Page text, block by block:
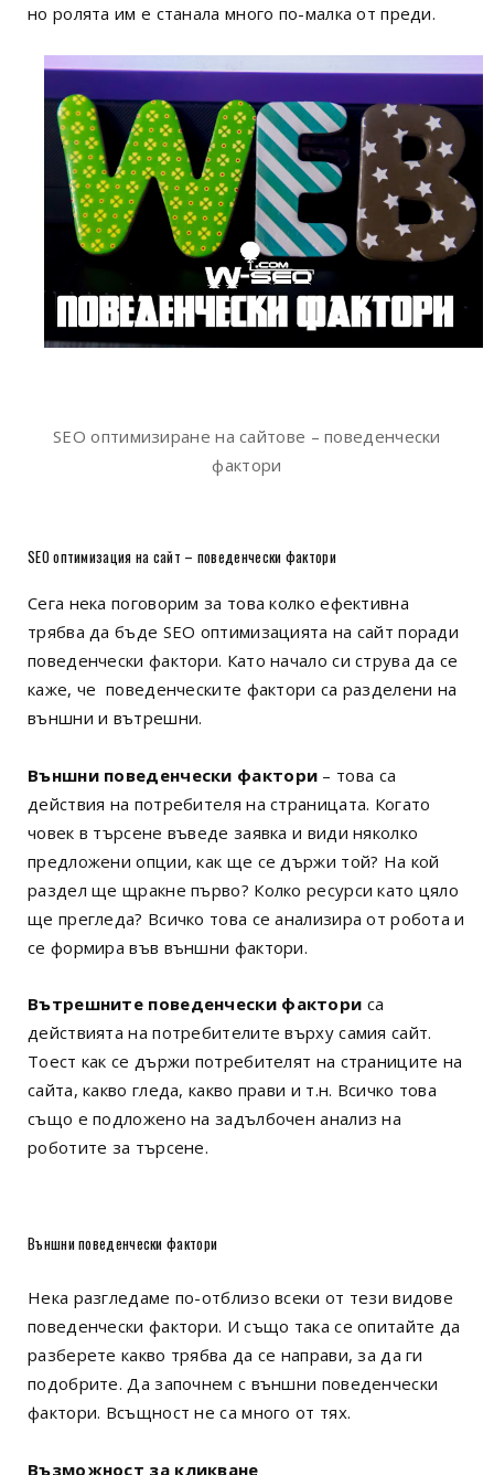
но ролята им е станала много по-малка от преди.
SEO оптимизиране на сайтове – поведенчески
фактори
SEO оптимизация на сайт – поведенчески фактори
Сега нека поговорим за това колко ефективна
трябва да бъде SEO оптимизацията на сайт поради
поведенчески фактори. Като начало си струва да се
каже, че поведенческите фактори са разделени на
външни и вътрешни.
Външни поведенчески фактори – това са
действия на потребителя на страницата. Когато
човек в търсене въведе заявка и види няколко
предложени опции, как ще се държи той? На кой
раздел ще щракне първо? Колко ресурси като цяло
ще прегледа? Всичко това се анализира от робота и
се формира във външни фактори.
Вътрешните поведенчески фактори са
действията на потребителите върху самия сайт.
Тоест как се държи потребителят на страниците на
сайта, какво гледа, какво прави и т.н. Всичко това
също е подложено на задълбочен анализ на
роботите за търсене.
Външни поведенчески фактори
Нека разгледаме по-отблизо всеки от тези видове
поведенчески фактори. И също така се опитайте да
разберете какво трябва да се направи, за да ги
подобрите. Да започнем с външни поведенчески
фактори. Всъщност не са много от тях.
Възможност за кликване